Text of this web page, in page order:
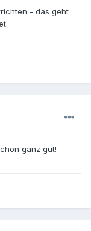
- das geht
ganz gut!